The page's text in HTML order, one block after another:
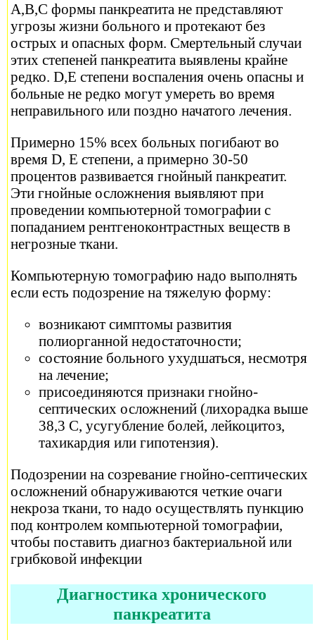
А,В,С формы панкреатита не представляют
угрозы жизни больного и протекают без
острых и опасных форм. Смертельный случаи
этих степеней панкреатита выявлены крайне
редко. D,E степени воспаления очень опасны и
больные не редко могут умереть во время
неправильного или поздно начатого лечения.
Примерно 15% всех больных погибают во
время D, E степени, а примерно 30-50
процентов развивается гнойный панкреатит.
Эти гнойные осложнения выявляют при
проведении компьютерной томографии с
попаданием рентгеноконтрастных веществ в
негрозные ткани.
Компьютерную томографию надо выполнять
если есть подозрение на тяжелую форму:
возникают симптомы развития
полиорганной недостаточности;
состояние больного ухудшаться, несмотря
на лечение;
присоединяются признаки гнойно-
септических осложнений (лихорадка выше
38,3 С, усугубление болей, лейкоцитоз,
тахикардия или гипотензия).
Подозрении на созревание гнойно-септических
осложнений обнаруживаются четкие очаги
некроза ткани, то надо осуществлять пункцию
под контролем компьютерной томографии,
чтобы поставить диагноз бактериальной или
грибковой инфекции
Диагностика хронического
панкреатита